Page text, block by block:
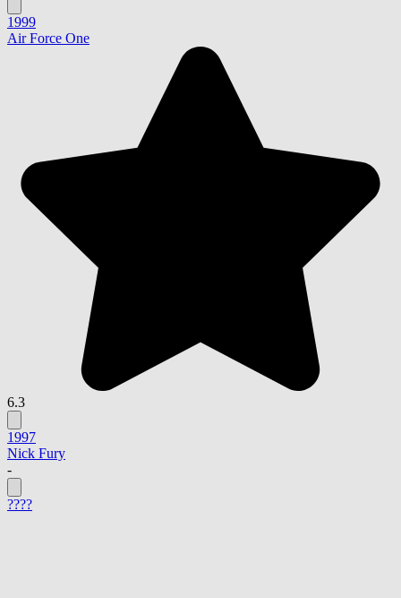
1999
Air Force One
6.3
1997
Nick Fury
-
????